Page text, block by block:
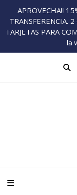
APROVECHA!!
TRANSFERENCIA.
TARJETAS PARA
la